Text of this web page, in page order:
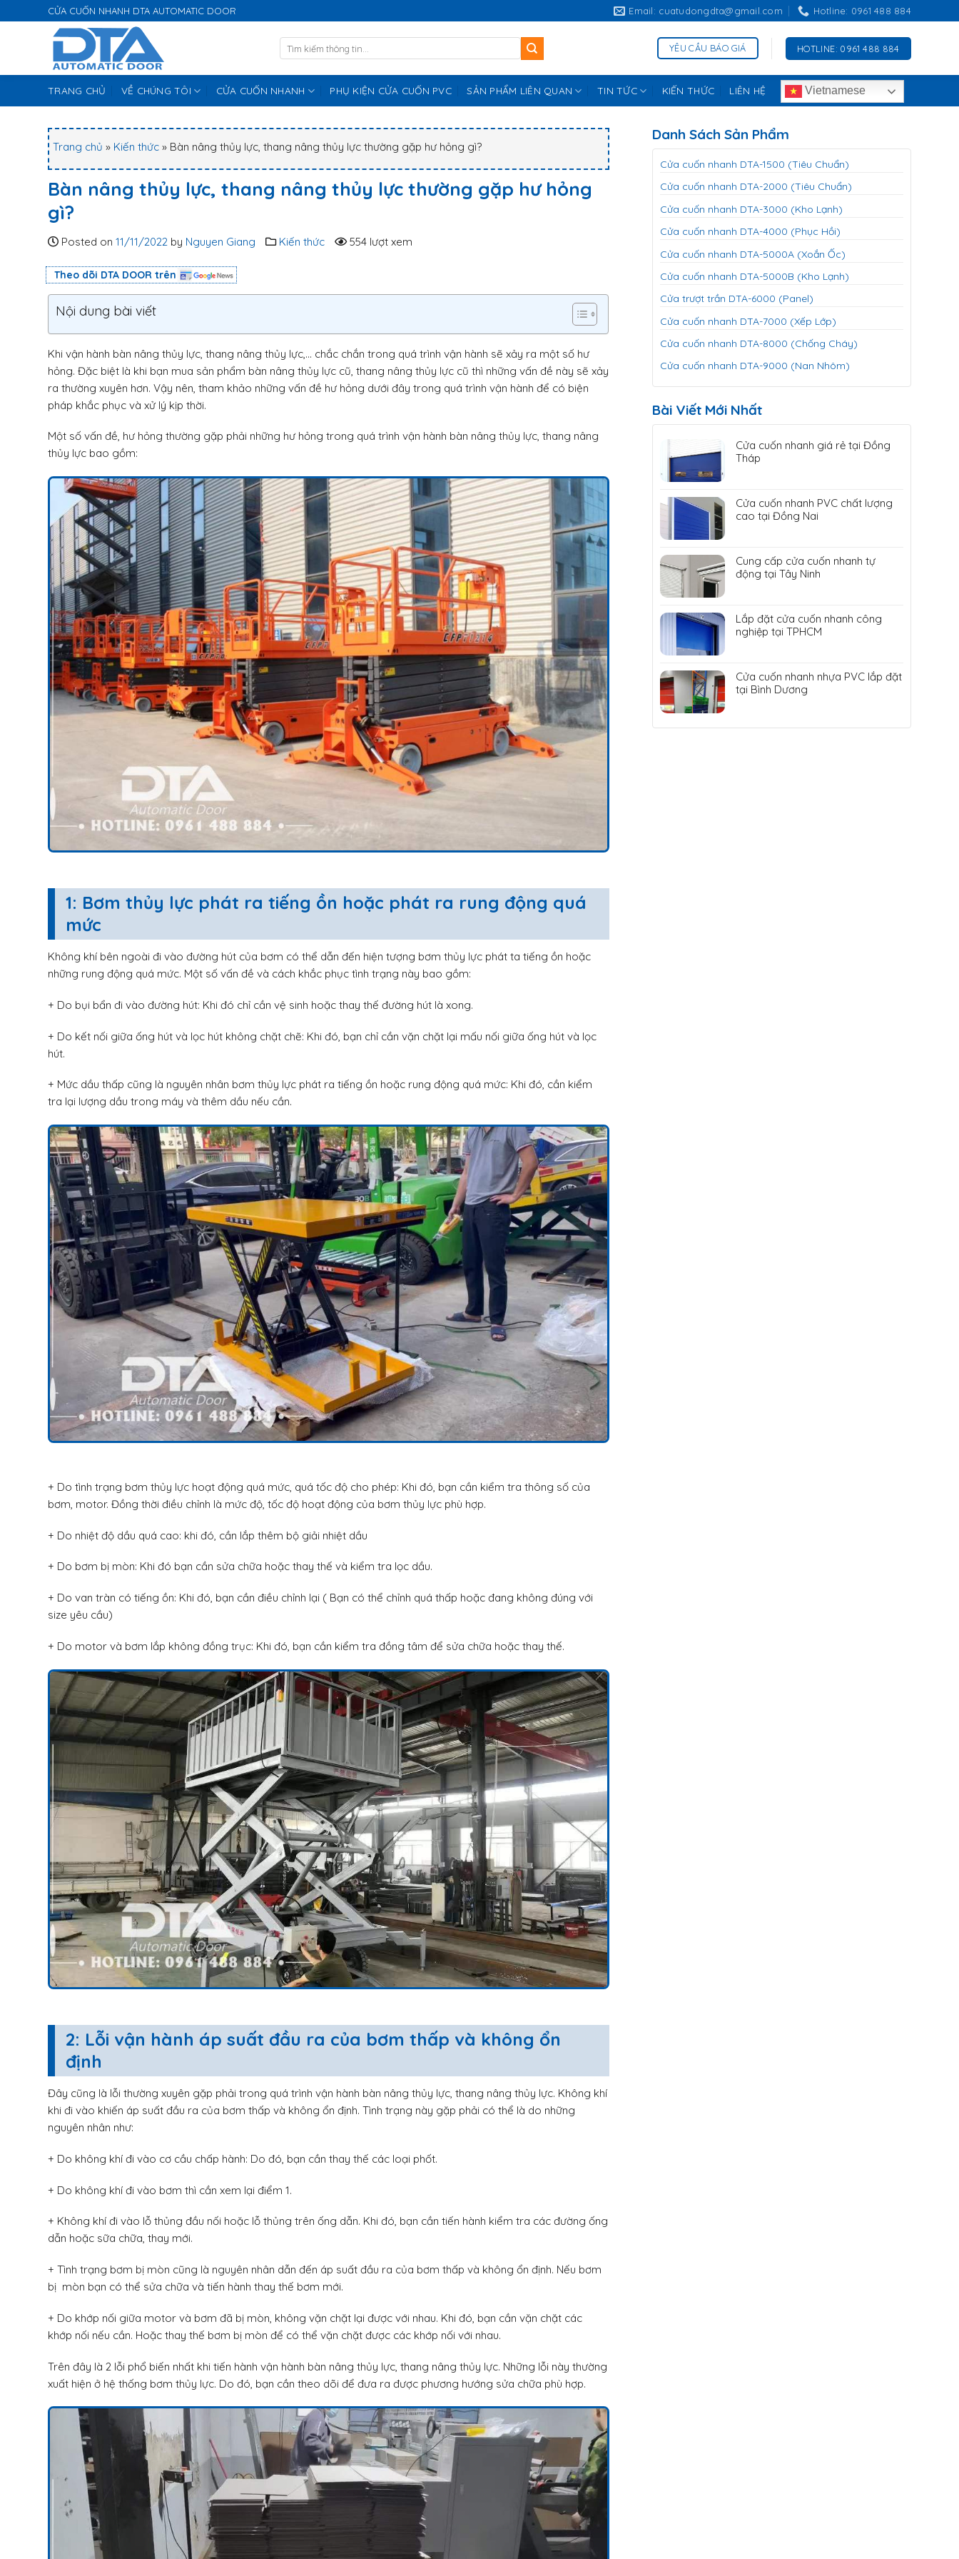
k
t
c
CỬA CUỐN NHANH DTA AUTOMATIC DOOR Email: cuatudongdta@gmail.com Hotline: 0961 488 884
YÊU CẦU BÁO GIÁ HOTLINE: 0961 488 884
TRANG CHỦ VỀ CHÚNG TÔI CỬA CUỐN NHANH PHỤ KIỆN CỬA CUỐN PVC SẢN PHẨM LIÊN QUAN TIN TỨC KIẾN THỨC LIÊN HỆ Vietnamese
Trang chủ » Kiến thức » Bàn nâng thủy lực, thang nâng thủy lực thường gặp hư hỏng gì?
Bàn nâng thủy lực, thang nâng thủy lực thường gặp hư hỏng
gì?
Posted on 11/11/2022 by Nguyen Giang Kiến thức 554 lượt xem
Theo dõi DTA DOOR trên
Nội dung bài viết
Khi vận hành bàn nâng thủy lực, thang nâng thủy lực,… chắc chắn trong quá trình vận hành sẽ xảy ra một số hư
hỏng. Đặc biệt là khi bạn mua sản phẩm bàn nâng thủy lực cũ, thang nâng thủy lực cũ thì những vấn đề này sẽ xảy
ra thường xuyên hơn. Vậy nên, tham khảo những vấn đề hư hỏng dưới đây trong quá trình vận hành để có biện
pháp khắc phục và xử lý kịp thời.
Một số vấn đề, hư hỏng thường gặp phải những hư hỏng trong quá trình vận hành bàn nâng thủy lực, thang nâng
thủy lực bao gồm:
1: Bơm thủy lực phát ra tiếng ồn hoặc phát ra rung động quá
mức
Không khí bên ngoài đi vào đường hút của bơm có thể dẫn đến hiện tượng bơm thủy lực phát ta tiếng ồn hoặc
những rung động quá mức. Một số vấn đề và cách khắc phục tình trạng này bao gồm:
+ Do bụi bẩn đi vào đường hút: Khi đó chỉ cần vệ sinh hoặc thay thế đường hút là xong.
+ Do kết nối giữa ống hút và lọc hút không chặt chẽ: Khi đó, bạn chỉ cần vặn chặt lại mấu nối giữa ống hút và lọc
hút.
+ Mức dầu thấp cũng là nguyên nhân bơm thủy lực phát ra tiếng ồn hoặc rung động quá mức: Khi đó, cần kiểm
tra lại lượng dầu trong máy và thêm dầu nếu cần.
+ Do tình trạng bơm thủy lực hoạt động quá mức, quá tốc độ cho phép: Khi đó, bạn cần kiểm tra thông số của
bơm, motor. Đồng thời điều chỉnh là mức độ, tốc độ hoạt động của bơm thủy lực phù hợp.
+ Do nhiệt độ dầu quá cao: khi đó, cần lắp thêm bộ giải nhiệt dầu
+ Do bơm bị mòn: Khi đó bạn cần sửa chữa hoặc thay thế và kiểm tra lọc dầu.
+ Do van tràn có tiếng ồn: Khi đó, bạn cần điều chỉnh lại ( Bạn có thể chỉnh quá thấp hoặc đang không đúng với
size yêu cầu)
+ Do motor và bơm lắp không đồng trục: Khi đó, bạn cần kiểm tra đồng tâm để sửa chữa hoặc thay thế.
2: Lỗi vận hành áp suất đầu ra của bơm thấp và không ổn
định
Đây cũng là lỗi thường xuyên gặp phải trong quá trình vận hành bàn nâng thủy lực, thang nâng thủy lực. Không khí
khi đi vào khiến áp suất đầu ra của bơm thấp và không ổn định. Tình trạng này gặp phải có thể là do những
nguyên nhân như:
+ Do không khí đi vào cơ cầu chấp hành: Do đó, bạn cần thay thế các loại phốt.
+ Do không khí đi vào bơm thì cần xem lại điểm 1.
+ Không khí đi vào lỗ thủng đầu nối hoặc lỗ thủng trên ống dẫn. Khi đó, bạn cần tiến hành kiểm tra các đường ống
dẫn hoặc sữa chữa, thay mới.
+ Tình trạng bơm bị mòn cũng là nguyên nhân dẫn đến áp suất đầu ra của bơm thấp và không ổn định. Nếu bơm
bị mòn bạn có thể sửa chữa và tiến hành thay thế bơm mới.
+ Do khớp nối giữa motor và bơm đã bị mòn, không vặn chặt lại được với nhau. Khi đó, bạn cần vặn chặt các
khớp nối nếu cần. Hoặc thay thế bơm bị mòn để có thể vặn chặt được các khớp nối với nhau.
Trên đây là 2 lỗi phổ biến nhất khi tiến hành vận hành bàn nâng thủy lực, thang nâng thủy lực. Những lỗi này thường
xuất hiện ở hệ thống bơm thủy lực. Do đó, bạn cần theo dõi để đưa ra được phương hướng sửa chữa phù hợp.
Danh Sách Sản Phẩm
Cửa cuốn nhanh DTA-1500 (Tiêu Chuẩn)
Cửa cuốn nhanh DTA-2000 (Tiêu Chuẩn)
Cửa cuốn nhanh DTA-3000 (Kho Lạnh)
Cửa cuốn nhanh DTA-4000 (Phục Hồi)
Cửa cuốn nhanh DTA-5000A (Xoắn Ốc)
Cửa cuốn nhanh DTA-5000B (Kho Lạnh)
Cửa trượt trần DTA-6000 (Panel)
Cửa cuốn nhanh DTA-7000 (Xếp Lớp)
Cửa cuốn nhanh DTA-8000 (Chống Cháy)
Cửa cuốn nhanh DTA-9000 (Nan Nhôm)
Bài Viết Mới Nhất
Cửa cuốn nhanh giá rẻ tại Đồng
Tháp
Cửa cuốn nhanh PVC chất lượng
cao tại Đồng Nai
Cung cấp cửa cuốn nhanh tự
động tại Tây Ninh
Lắp đặt cửa cuốn nhanh công
nghiệp tại TPHCM
Cửa cuốn nhanh nhựa PVC lắp đặt
tại Bình Dương